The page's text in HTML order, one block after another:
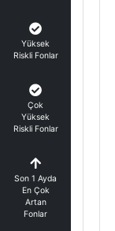
Yüksek
Riskli Fonlar
Çok
Yüksek
Riskli Fonlar
Son 1 Ayda
En Çok
Artan
Fonlar